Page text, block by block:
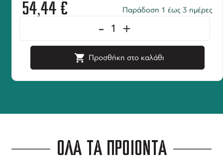
54,44€ Παράδοση 1 έως 3 ημέρες
- +
Προσθήκη στο καλάθι
ΟΛΑ ΤΑ ΠΡΟΪΟΝΤΑ